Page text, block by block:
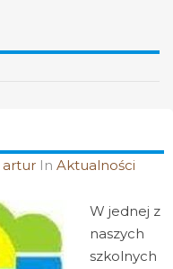
artur In Aktualności
W jednej z
naszych
szkolnych